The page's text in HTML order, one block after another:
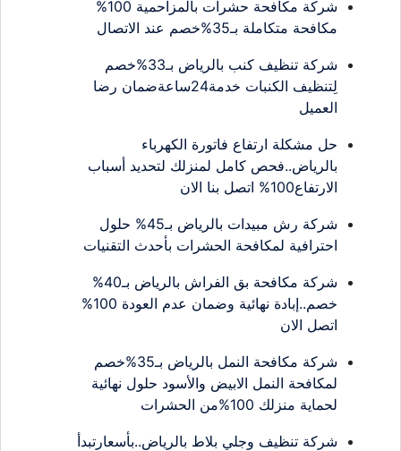
شركة مكافحة حشرات بالمزاحمية 100%
مكافحة متكاملة بـ35%خصم عند الاتصال
شركة تنظيف كنب بالرياض بـ33%خصم
لِتنظيف الكنبات خدمة24ساعةضمان رضا
العميل
حل مشكلة ارتفاع فاتورة الكهرباء
بالرياض..فحص كامل لمنزلك لتحديد أسباب
الارتفاع100% اتصل بنا الان
شركة رش مبيدات بالرياض بـ45% حلول
احترافية لمكافحة الحشرات بأحدث التقنيات
شركة مكافحة بق الفراش بالرياض بـ40%
خصم..إبادة نهائية وضمان عدم العودة 100%
اتصل الان
شركة مكافحة النمل بالرياض بـ35%خصم
لمكافحة النمل الابيض والأسود حلول نهائية
لحماية منزلك 100%من الحشرات
شركة تنظيف وجلي بلاط بالرياض..بأسعارتبدأ